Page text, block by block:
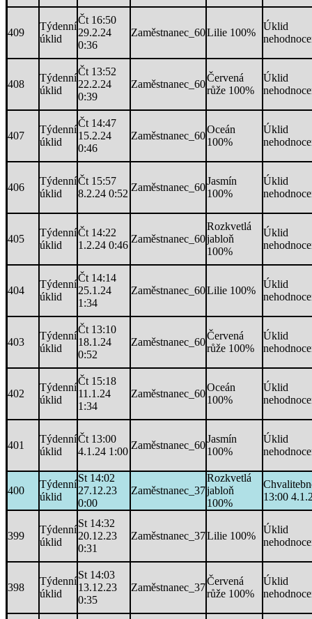
409
Týdenní
úklid
Čt 16:50
29.2.24
0:36
Zaměstnanec_60Lilie 100%
Úklid
408
Týdenní
úklid
Čt 13:52
22.2.24
0:39
Zaměstnanec_60
Červená
růže 100%
Úklid
407
Týdenní
úklid
Čt 14:47
15.2.24
0:46
Zaměstnanec_60
Oceán
100%
Úklid
406
Týdenní
úklid
Čt 15:57
8.2.24 0:52
Zaměstnanec_60
Jasmín
100%
Úklid
405
Týdenní
úklid
Čt 14:22
1.2.24 0:46
Zaměstnanec_60
Rozkvetlá
jabloň
100%
Úklid
404
Týdenní
úklid
Čt 14:14
25.1.24
1:34
Zaměstnanec_60Lilie 100%
Úklid
403
Týdenní
úklid
Čt 13:10
18.1.24
0:52
Zaměstnanec_60
Červená
růže 100%
Úklid
402
Týdenní
úklid
Čt 15:18
11.1.24
1:34
Zaměstnanec_60
Oceán
100%
Úklid
401
Týdenní
úklid
Čt 13:00
4.1.24 1:00
Zaměstnanec_60
Jasmín
100%
Úklid
400
Týdenní
úklid
St 14:02
27.12.23
0:00
Zaměstnanec_37
Rozkvetlá
jabloň
100%
13:00
399
Týdenní
úklid
St 14:32
20.12.23
0:31
Zaměstnanec_37Lilie 100%
Úklid
398
Týdenní
úklid
St 14:03
13.12.23
0:35
Zaměstnanec_37
Červená
růže 100%
Úklid